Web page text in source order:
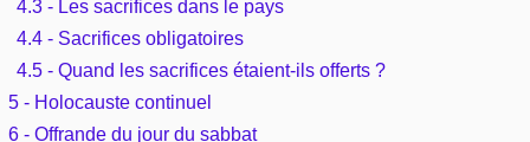
Mariage, famille
Sujets de A à Z
4.3 - Les sacrifices dans le pays
4.4 - Sacrifices obligatoires
4.5 - Quand les sacrifices étaient-ils offerts ?
5 - Holocauste continuel
6 - Offrande du jour du sabbat